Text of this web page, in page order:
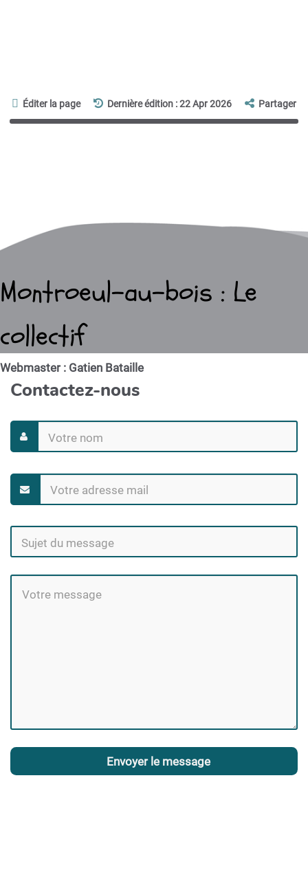
Éditer la page Dernière édition : 22 Apr 2026 Partager
Montroeul-au-bois : Le
collectif
Webmaster : Gatien Bataille
Contactez-nous
Envoyer le message